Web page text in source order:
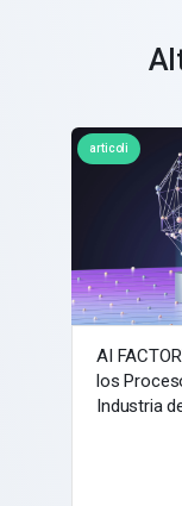
articoli
AI
los
Industria